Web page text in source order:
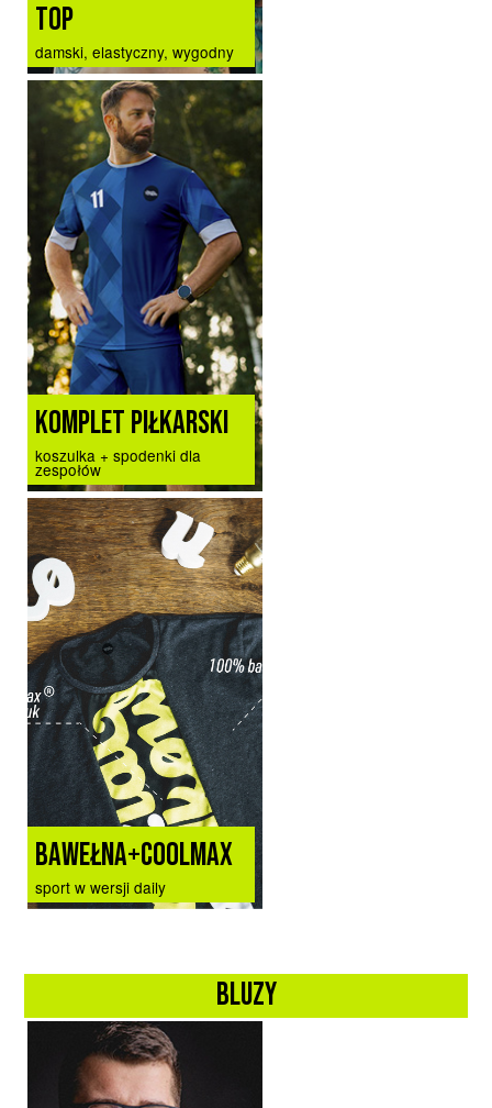
TOP
damski, elastyczny, wygodny
KOMPLET PIŁKARSKI
koszulka + spodenki dla
zespołów
BAWEŁNA+COOLMAX
sport w wersji daily
bluzy